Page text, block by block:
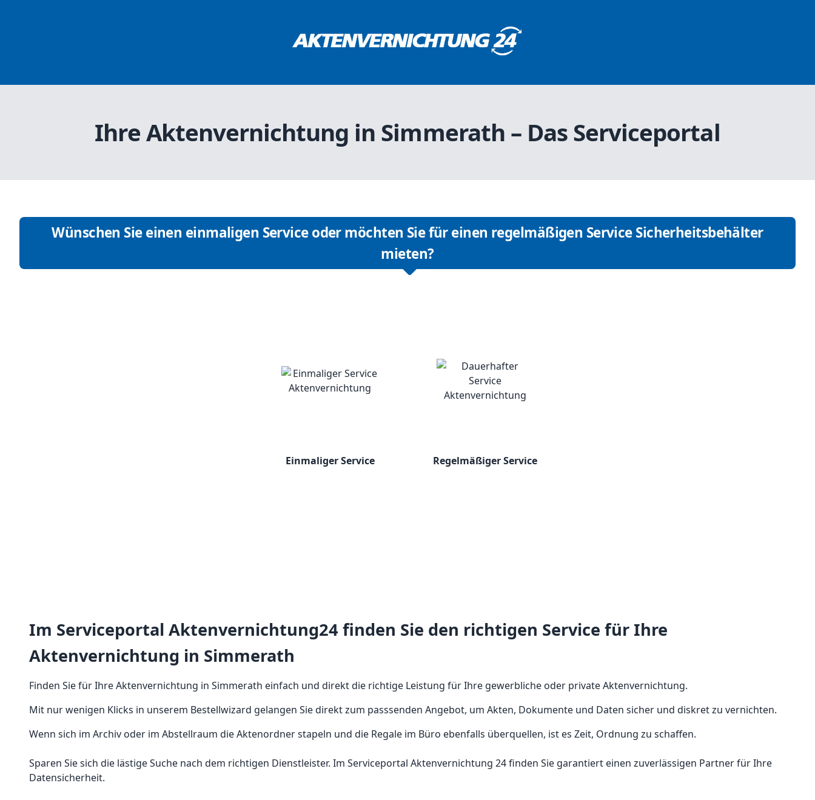
Ihre Aktenvernichtung in Simmerath – Das Serviceportal
Wünschen Sie einen einmaligen Service oder möchten Sie für einen regelmäßigen Service Sicherheitsbehälter
mieten?
Einmaliger Service Regelmäßiger Service
Im Serviceportal Aktenvernichtung24 finden Sie den richtigen Service für Ihre
Aktenvernichtung in Simmerath
Finden Sie für Ihre Aktenvernichtung in Simmerath einfach und direkt die richtige Leistung für Ihre gewerbliche oder private Aktenvernichtung.
Mit nur wenigen Klicks in unserem Bestellwizard gelangen Sie direkt zum passsenden Angebot, um Akten, Dokumente und Daten sicher und diskret zu vernichten.
Wenn sich im Archiv oder im Abstellraum die Aktenordner stapeln und die Regale im Büro ebenfalls überquellen, ist es Zeit, Ordnung zu schaffen.
Sparen Sie sich die lästige Suche nach dem richtigen Dienstleister. Im Serviceportal Aktenvernichtung 24 finden Sie garantiert einen zuverlässigen Partner für Ihre
Datensicherheit.